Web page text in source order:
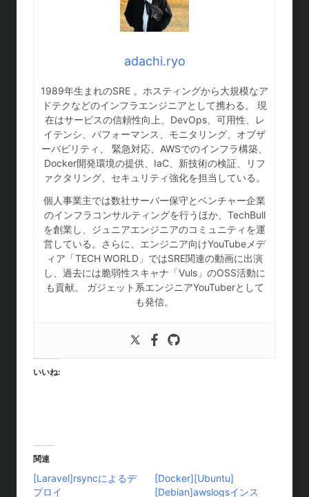
adachi.ryo
1989年生まれのSRE 。ホスティングから大規模なア
ドテクなどのインフラエンジニアとして携わる。 現
在はサービスの信頼性向上、DevOps、可用性、レ
イテンシ、パフォーマンス、モニタリング、オブザ
ーバビリティ、 緊急対応、AWSでのインフラ構築、
Docker開発環境の提供、IaC、新技術の検証、リフ
ァクタリング、セキュリティ強化を担当している。
個人事業主では数社サーバー保守とベンチャー企業
のインフラコンサルティングを行うほか、TechBull
を創業し、ジュニアエンジニアのコミュニティを運
営している。さらに、エンジニア向けYouTubeメデ
ィア「TECH WORLD」ではSRE関連の動画に出演
し、過去には脆弱性スキャナ「Vuls」のOSS活動に
も貢献。 ガジェット系エンジニアYouTuberとして
も発信。
いいね:
関連
[Laravel]rsyncによるデ
プロイ
[Docker][Ubuntu]
[Debian]awslogsインス